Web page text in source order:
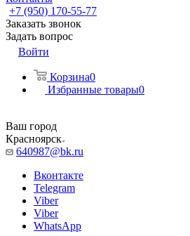
+7 (950) 170-55-77
Заказать звонок
Задать вопрос
Войти
Корзина0
Избранные товары0
Ваш город
Красноярск
640987@bk.ru
Вконтакте
Telegram
Viber
Viber
WhatsApp